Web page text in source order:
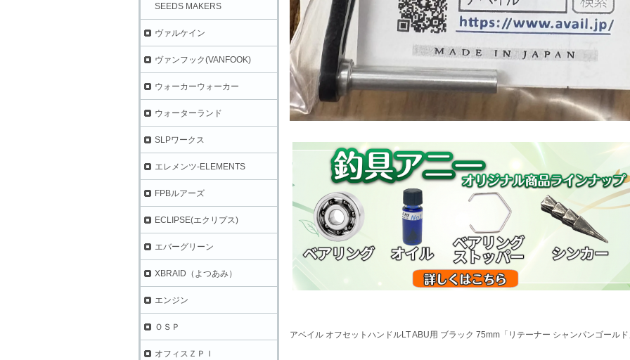
アベイル オフセットハンドルLT ABU用 ブラック 75mm「リテーナー シャンパンゴール
SEEDS MAKERS
ヴァルケイン
ヴァンフック(VANFOOK)
ウォーカーウォーカー
ウォーターランド
SLPワークス
エレメンツ-ELEMENTS
FPBルアーズ
ECLIPSE(エクリプス)
エバーグリーン
XBRAID（よつあみ）
エンジン
ＯＳＰ
オフィスＺＰＩ